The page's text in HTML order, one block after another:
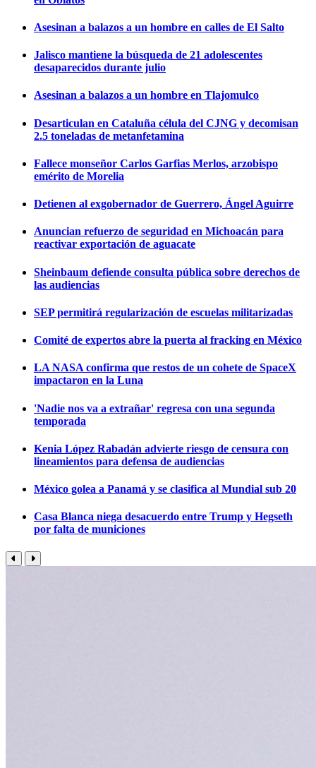
Asesinan a balazos a un hombre en calles de El Salto
Jalisco mantiene la búsqueda de 21 adolescentes
desaparecidos durante julio
Asesinan a balazos a un hombre en Tlajomulco
Desarticulan en Cataluña célula del CJNG y decomisan
2.5 toneladas de metanfetamina
Fallece monseñor Carlos Garfias Merlos, arzobispo
emérito de Morelia
Detienen al exgobernador de Guerrero, Ángel Aguirre
Anuncian refuerzo de seguridad en Michoacán para
reactivar exportación de aguacate
Sheinbaum defiende consulta pública sobre derechos de
las audiencias
SEP permitirá regularización de escuelas militarizadas
Comité de expertos abre la puerta al fracking en México
LA NASA confirma que restos de un cohete de SpaceX
impactaron en la Luna
'Nadie nos va a extrañar' regresa con una segunda
temporada
Kenia López Rabadán advierte riesgo de censura con
lineamientos para defensa de audiencias
México golea a Panamá y se clasifica al Mundial sub 20
Casa Blanca niega desacuerdo entre Trump y Hegseth
por falta de municiones